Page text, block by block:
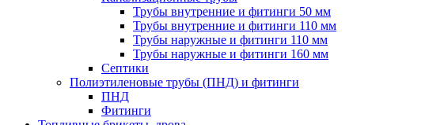
Трубы внутренние и фитинги 50 мм
Трубы внутренние и фитинги 110 мм
Трубы наружные и фитинги 110 мм
Трубы наружные и фитинги 160 мм
Септики
Полиэтиленовые трубы (ПНД) и фитинги
ПНД
Фитинги